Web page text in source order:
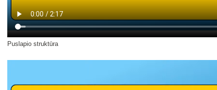
Puslapio struktūra